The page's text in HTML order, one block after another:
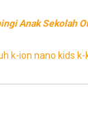
Anak Sekolah
k-ion nano kids k-